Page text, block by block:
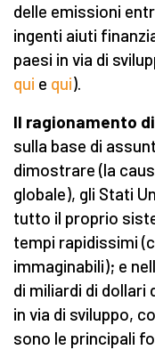
delle emissioni
ingenti aiuti
paesi in via di
qui e qui).
Il ragionamento
sulla base di
dimostrare (la
globale), gli Stati
tutto il proprio
tempi rapidissimi
immaginabili); e
di miliardi di dollari
in via di sviluppo,
sono le principali